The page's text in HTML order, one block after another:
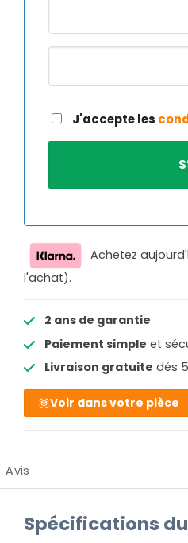
J'accepte les
Achetez
l'achat).
2 ans de garantie
Paiement simple et
Livraison gratuite dés
Voir dans votre pièce
Avis
Spécifications